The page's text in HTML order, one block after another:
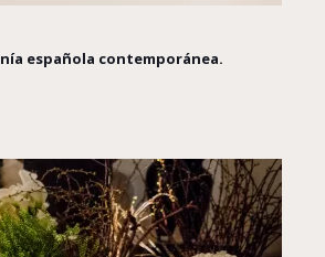
española contemporánea.